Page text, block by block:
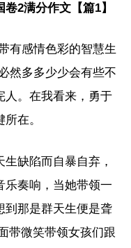
2满分作文【篇1】
有感情色彩的智慧生
然多多少少会有些不
人。在我看来，勇于
在。
缺陷而自暴自弃，
乐奏响，当她带领一
到那是群天生便是聋
带微笑带领女孩们跟